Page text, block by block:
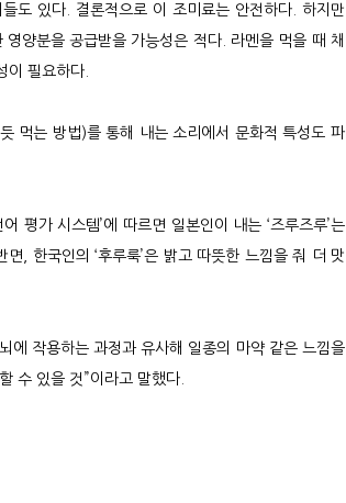
도 있다. 결론적으로 이 조미료는 안전하다. 하지만
양분을 공급받을 가능성은 적다. 라멘을 먹을 때 채
이 필요하다.
먹는 방법)를 통해 내는 소리에서 문화적 특성도 파
평가 시스템’에 따르면 일본인이 내는 ‘즈루즈루’는
, 한국인의 ‘후루룩’은 밝고 따뜻한 느낌을 줘 더 맛
에 작용하는 과정과 유사해 일종의 마약 같은 느낌을
수 있을 것”이라고 말했다.